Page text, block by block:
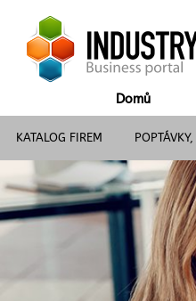
Domů
KATALOG FIREM